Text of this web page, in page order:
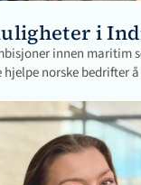
i
innen maritim
norske bedrifter